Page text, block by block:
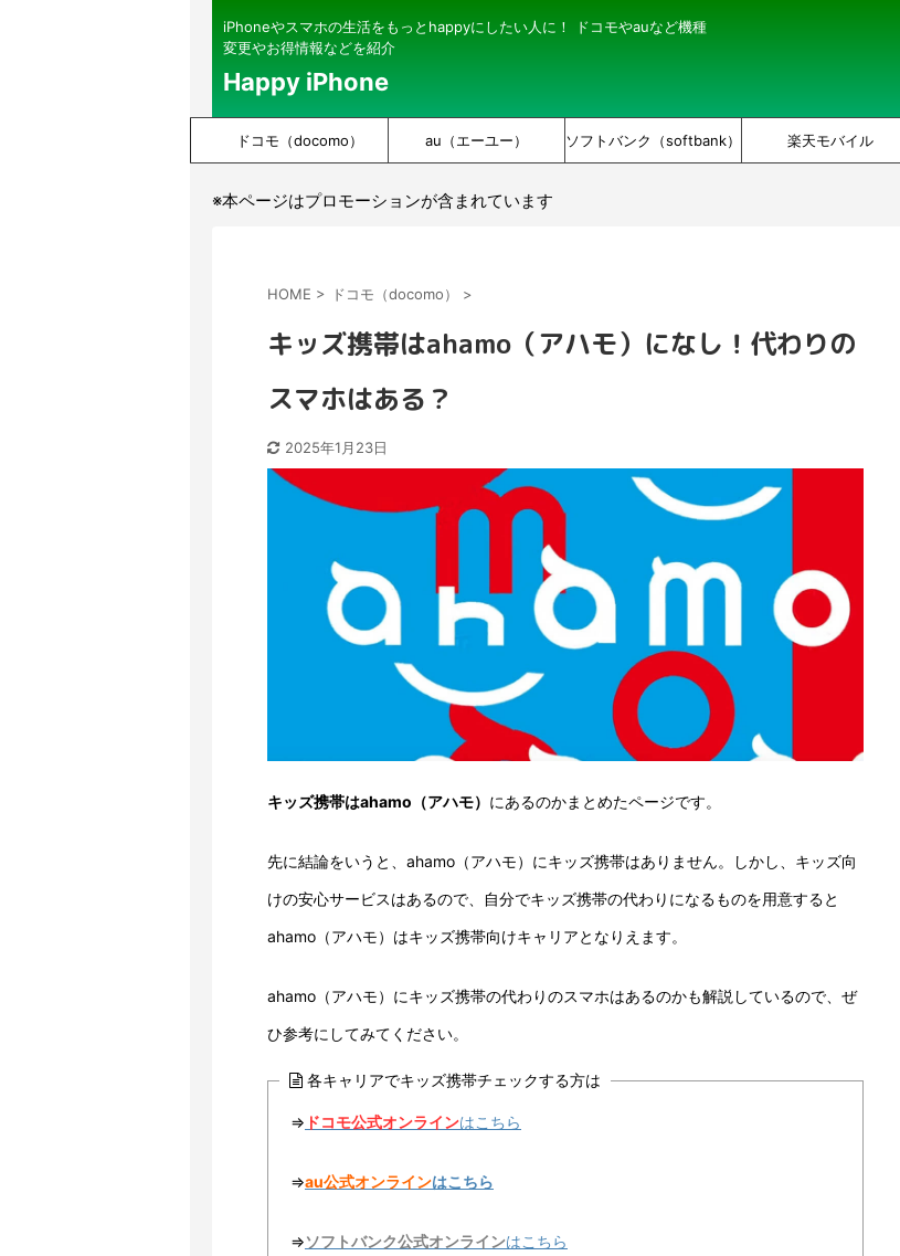
iPhoneやスマホの生活をもっとhappyにしたい人に！ ドコモやauなど機種
変更やお得情報などを紹介
Happy iPhone
ドコモ（docomo） au（エーユー） ソフトバンク（softbank） 楽天モバイル
※本ページはプロモーションが含まれています
HOME > ドコモ（docomo） >
キッズ携帯はahamo（アハモ）になし！代わりの
スマホはある？
2025年1月23日
キッズ携帯はahamo（アハモ） にあるのかまとめたページです。
先に結論をいうと、ahamo（アハモ）にキッズ携帯はありません。しかし、キッズ向
けの安心サービスはあるので、自分でキッズ携帯の代わりになるものを用意すると
ahamo（アハモ）はキッズ携帯向けキャリアとなりえます。
ahamo（アハモ）にキッズ携帯の代わりのスマホはあるのかも解説しているので、ぜ
ひ参考にしてみてください。
各キャリアでキッズ携帯チェックする方は
⇒ ドコモ公式オンラインはこちら
⇒au公式オンラインはこちら
⇒ソフトバンク公式オンラインはこちら